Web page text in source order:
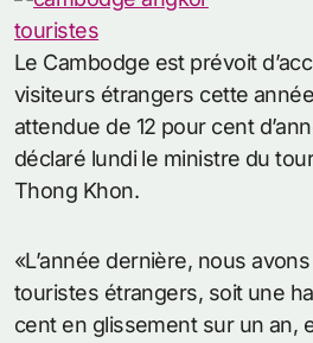
Le Cambodge est prévoit
visiteurs étrangers cette
attendue de 12 pour cent
déclaré lundi le ministre du
Thong Khon.
«L’année dernière, nous
touristes étrangers, soit une
cent en glissement sur un an,